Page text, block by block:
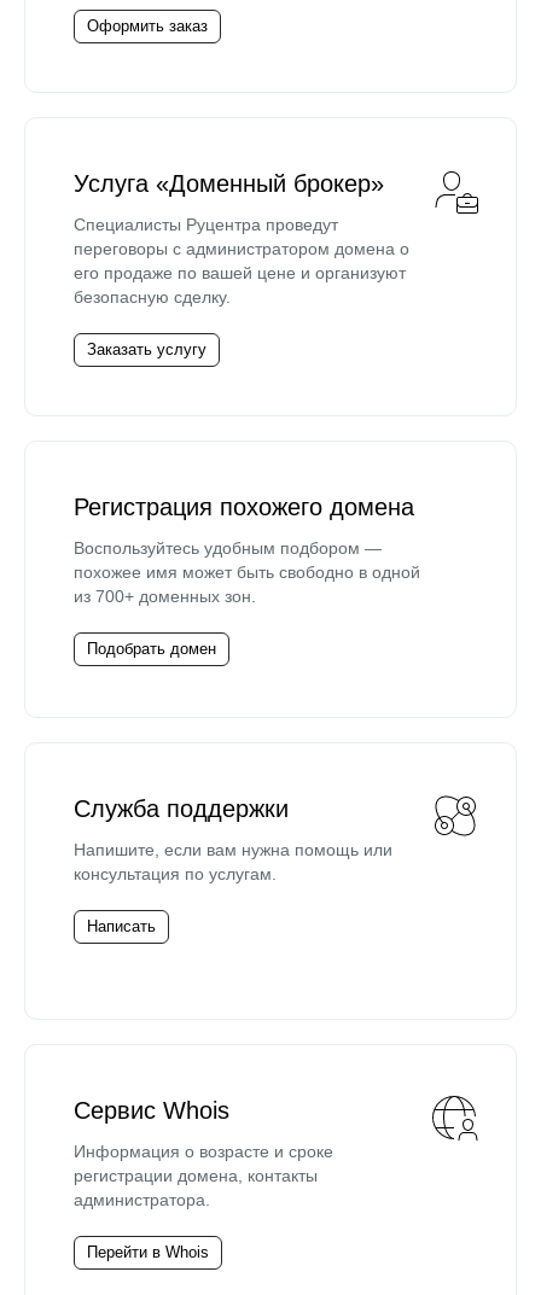
Оформить заказ
Услуга «Доменный брокер»
Специалисты Руцентра проведут
переговоры с администратором домена о
его продаже по вашей цене и организуют
безопасную сделку.
Заказать услугу
Регистрация похожего домена
Воспользуйтесь удобным подбором —
похожее имя может быть свободно в одной
из 700+ доменных зон.
Подобрать домен
Служба поддержки
Напишите, если вам нужна помощь или
консультация по услугам.
Написать
Сервис Whois
Информация о возрасте и сроке
регистрации домена, контакты
администратора.
Перейти в Whois